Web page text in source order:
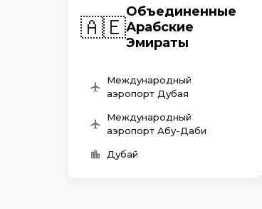
🇦🇪
Объединенные
Арабские
Эмираты
Международный
аэропорт Дубая
Международный
аэропорт Абу-Даби
Дубай